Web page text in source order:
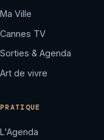
Ma Ville
Cannes TV
Sorties & Agenda
Art de vivre
PRATIQUE
L'Agenda